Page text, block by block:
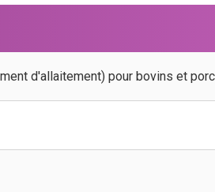
d'allaitement) pour bovins et